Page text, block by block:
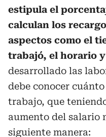
estipula el
calculan los
aspectos como el
trabajó, el horario
desarrollado las
debe conocer
trabajo, que
aumento del salario
siguiente manera: